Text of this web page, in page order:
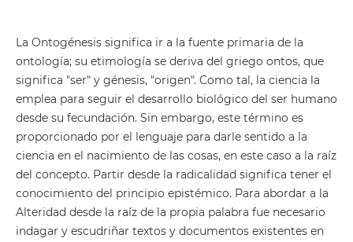
La Ontogénesis significa ir a la fuente primaria de la
ontología; su etimología se deriva del griego ontos, que
significa "ser" y génesis, "origen". Como tal, la ciencia la
emplea para seguir el desarrollo biológico del ser humano
desde su fecundación. Sin embargo, este término es
proporcionado por el lenguaje para darle sentido a la
ciencia en el nacimiento de las cosas, en este caso a la raíz
del concepto. Partir desde la radicalidad significa tener el
conocimiento del principio epistémico. Para abordar a la
Alteridad desde la raíz de la propia palabra fue necesario
indagar y escudriñar textos y documentos existentes en